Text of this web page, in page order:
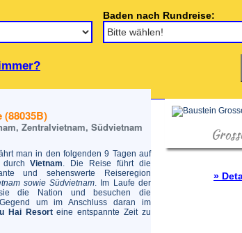
Baden nach Rundreise:
Zentralvietnam, Südvietnam
man in den folgenden 9 Tagen auf
Vietnam. Die Reise führt die
und sehenswerte Reiseregion
sowie Südvietnam. Im Laufe der
die Nation und besuchen die
um im Anschluss daran im
Hai Resorteine entspannte Zeit zu
»